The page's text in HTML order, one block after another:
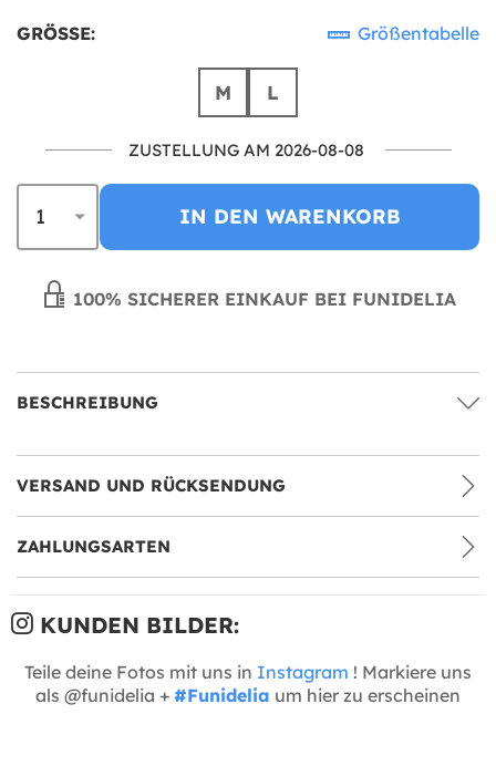
GRÖSSE: Größentabelle
M L
ZUSTELLUNG AM 2026-08-08
IN DEN WARENKORB
100% SICHERER EINKAUF BEI FUNIDELIA
BESCHREIBUNG
VERSAND UND RÜCKSENDUNG
ZAHLUNGSARTEN
KUNDEN BILDER:
Teile deine Fotos mit uns in Instagram ! Markiere uns
als @funidelia + #Funidelia um hier zu erscheinen